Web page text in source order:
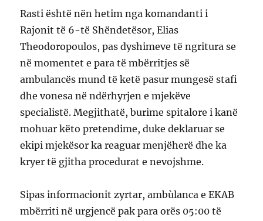
Rasti është nën hetim nga komandanti i
Rajonit të 6-të Shëndetësor, Elias
Theodoropoulos, pas dyshimeve të ngritura se
në momentet e para të mbërritjes së
ambulancës mund të ketë pasur mungesë stafi
dhe vonesa në ndërhyrjen e mjekëve
specialistë. Megjithatë, burime spitalore i kanë
mohuar këto pretendime, duke deklaruar se
ekipi mjekësor ka reaguar menjëherë dhe ka
kryer të gjitha procedurat e nevojshme.
Sipas informacionit zyrtar, ambùlanca e EKAB
mbërriti në urgjencë pak para orës 05:00 të